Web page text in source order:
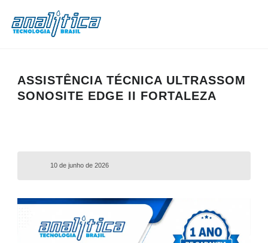
ASSISTÊNCIA TÉCNICA ULTRASSOM
SONOSITE EDGE II FORTALEZA
10 de junho de 2026